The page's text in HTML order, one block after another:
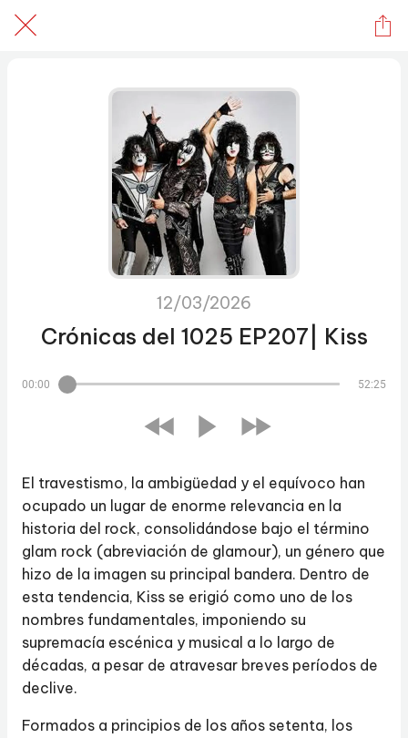
12/03/2026
Crónicas del 1025 EP207| Kiss
00:00 52:25
El travestismo, la ambigüedad y el equívoco han
ocupado un lugar de enorme relevancia en la
historia del rock, consolidándose bajo el término
glam rock (abreviación de glamour), un género que
hizo de la imagen su principal bandera. Dentro de
esta tendencia, Kiss se erigió como uno de los
nombres fundamentales, imponiendo su
supremacía escénica y musical a lo largo de
décadas, a pesar de atravesar breves períodos de
declive.
Formados a principios de los años setenta, los